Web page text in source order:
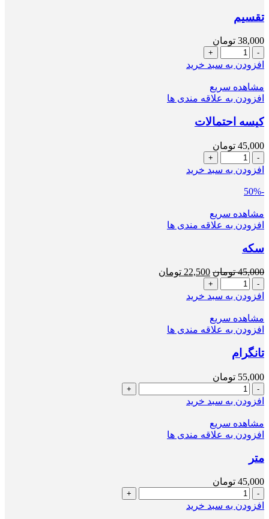
تقسیم
38,000 تومان
تقسیم
عدد
افزودن به سبد خرید
مشاهده سریع
افزودن به علاقه مندی ها
کیسه احتمالات
45,000 تومان
کیسه
احتمالات
افزودن به سبد خرید
-50%
مشاهده سریع
افزودن به علاقه مندی ها
سکه
45,000 تومان قیمت
اصلی
22,500 تومان
سکه
عدد
افزودن به سبد خرید
مشاهده سریع
افزودن به علاقه مندی ها
تانگرام
55,000 تومان
تانگرام
عدد
افزودن به سبد خرید
مشاهده سریع
افزودن به علاقه مندی ها
متر
45,000 تومان
متر
عدد
افزودن به سبد خرید